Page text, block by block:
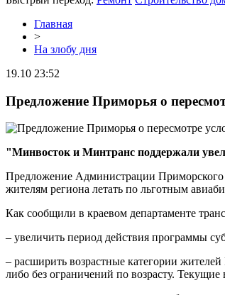
Главная
>
На злобу дня
19.10 23:52
Предложение Приморья о
"Минвосток и Минтранс поддержали
Предложение Администрации Приморского
жителям региона летать по льготным
Как сообщили в краевом департаменте
– увеличить период действия программы
– расширить возрастные категории
либо без ограничений по возрасту.